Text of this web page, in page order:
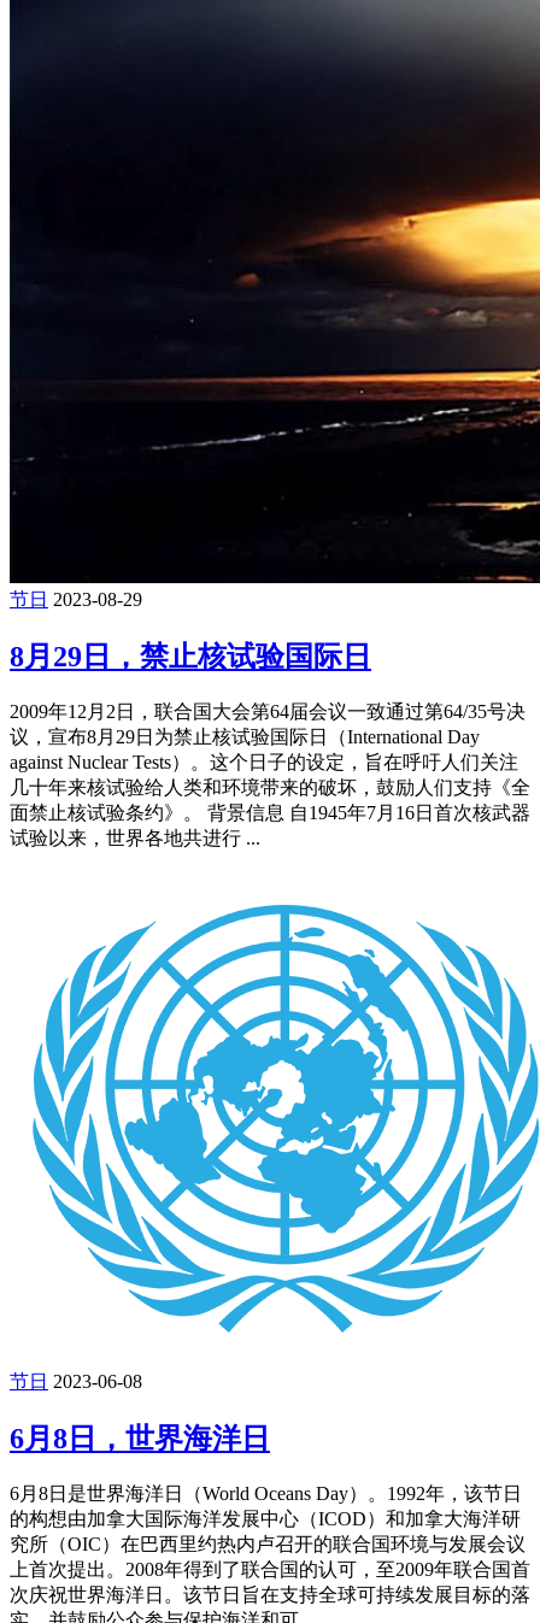
节日 2023-08-29
8月29日，禁止核试验国际日
2009年12月2日，联合国大会第64届会议一致通过第64/35号决
议，宣布8月29日为禁止核试验国际日（International Day
against Nuclear Tests）。这个日子的设定，旨在呼吁人们关注
几十年来核试验给人类和环境带来的破坏，鼓励人们支持《全
面禁止核试验条约》。 背景信息 自1945年7月16日首次核武器
试验以来，世界各地共进行 ...
节日 2023-06-08
6月8日，世界海洋日
6月8日是世界海洋日（World Oceans Day）。1992年，该节日
的构想由加拿大国际海洋发展中心（ICOD）和加拿大海洋研
究所（OIC）在巴西里约热内卢召开的联合国环境与发展会议
上首次提出。2008年得到了联合国的认可，至2009年联合国首
次庆祝世界海洋日。该节日旨在支持全球可持续发展目标的落